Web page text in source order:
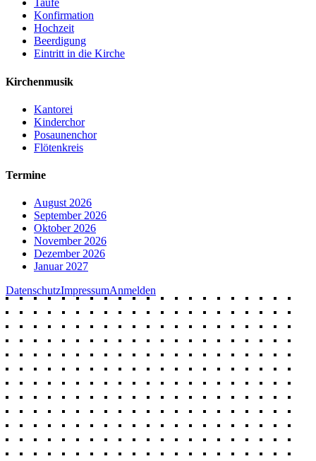
Taufe
Konfirmation
Hochzeit
Beerdigung
Eintritt in die Kirche
Kirchenmusik
Kantorei
Kinderchor
Posaunenchor
Flötenkreis
Termine
August 2026
September 2026
Oktober 2026
November 2026
Dezember 2026
Januar 2027
DatenschutzImpressumAnmelden